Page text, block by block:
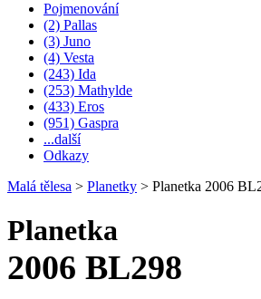
Pojmenování
(2) Pallas
(3) Juno
(4) Vesta
(243) Ida
(253) Mathylde
(433) Eros
(951) Gaspra
...další
Odkazy
Malá tělesa > Planetky > Planetka 2006
Planetka
2006 BL298